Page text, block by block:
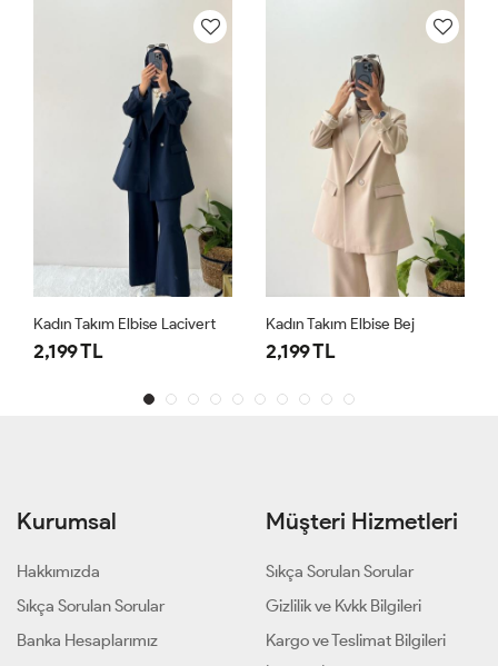
Kadın Takım Elbise Bej
2,199 TL 1,999 TL
Kurumsal
Hakkımızda
Sıkça Sorulan Sorular
Banka Hesaplarımız
Müşteri Hizmetleri
Sıkça Sorulan Sorular
Gizlilik ve Kvkk Bilgileri
Kargo ve Teslimat Bilgileri